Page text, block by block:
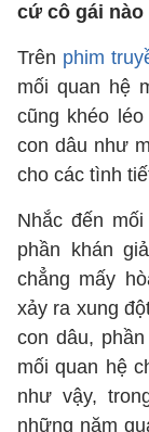
cứ cô gái nào
Trên phim
mối quan hệ
cũng khéo
con dâu như
cho các tình
Nhắc đến
phần khán
chẳng mấy
xảy ra xung
con dâu,
mối quan hệ
như vậy,
những năm